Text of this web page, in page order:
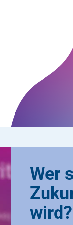
Wer
wird?